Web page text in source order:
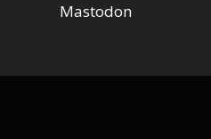
Mastodon